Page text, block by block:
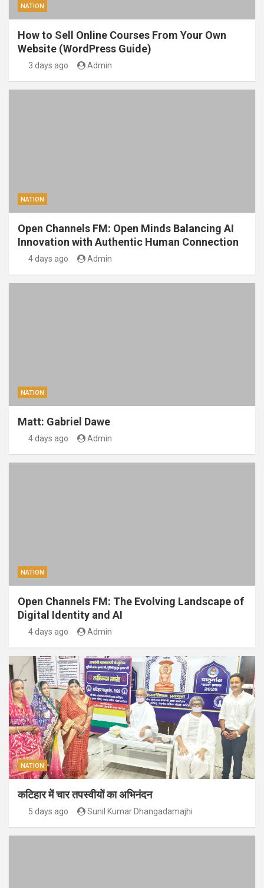
NATION
How to Sell Online Courses From Your Own
Website (WordPress Guide)
3 days ago Admin
NATION
Open Channels FM: Open Minds Balancing AI
Innovation with Authentic Human Connection
4 days ago Admin
NATION
Matt: Gabriel Dawe
4 days ago Admin
NATION
Open Channels FM: The Evolving Landscape of
Digital Identity and AI
4 days ago Admin
NATION
कटिहार में चार तपस्वीयों का अभिनंदन
5 days ago Sunil Kumar Dhangadamajhi